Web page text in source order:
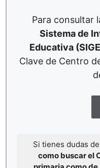
Para consultar
Sistema de
Educativa
Clave de Centro
Si tienes dudas
como buscar el